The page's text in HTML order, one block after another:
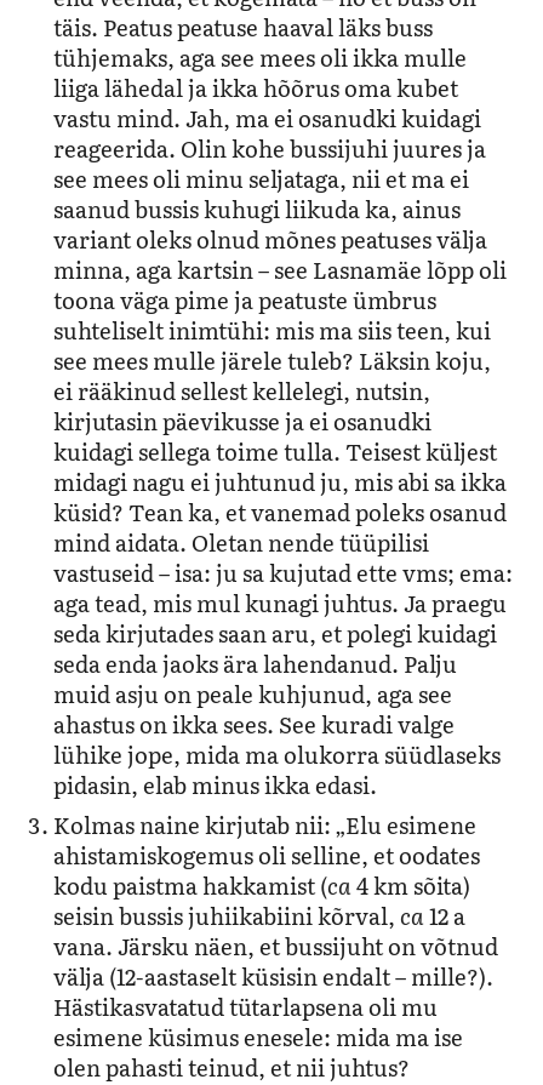
täis. Peatus peatuse haaval läks buss
tühjemaks, aga see mees oli ikka mulle
liiga lähedal ja ikka hõõrus oma kubet
vastu mind. Jah, ma ei osanudki kuidagi
reageerida. Olin kohe bussijuhi juures ja
see mees oli minu seljataga, nii et ma ei
saanud bussis kuhugi liikuda ka, ainus
variant oleks olnud mõnes peatuses välja
minna, aga kartsin – see Lasnamäe lõpp oli
toona väga pime ja peatuste ümbrus
suhteliselt inimtühi: mis ma siis teen, kui
see mees mulle järele tuleb? Läksin koju,
ei rääkinud sellest kellelegi, nutsin,
kirjutasin päevikusse ja ei osanudki
kuidagi sellega toime tulla. Teisest küljest
midagi nagu ei juhtunud ju, mis abi sa ikka
küsid? Tean ka, et vanemad poleks osanud
mind aidata. Oletan nende tüüpilisi
vastuseid – isa: ju sa kujutad ette vms; ema:
aga tead, mis mul kunagi juhtus. Ja praegu
seda kirjutades saan aru, et polegi kuidagi
seda enda jaoks ära lahendanud. Palju
muid asju on peale kuhjunud, aga see
ahastus on ikka sees. See kuradi valge
lühike jope, mida ma olukorra süüdlaseks
pidasin, elab minus ikka edasi.
Kolmas naine kirjutab nii: „Elu esimene
ahistamiskogemus oli selline, et oodates
kodu paistma hakkamist (ca4 km sõita)
seisin bussis juhiikabiini kõrval,ca12 a
vana. Järsku näen, et bussijuht on võtnud
välja (12-aastaselt küsisin endalt – mille?).
Hästikasvatatud tütarlapsena oli mu
esimene küsimus enesele: mida ma ise
olen pahasti teinud, et nii juhtus?